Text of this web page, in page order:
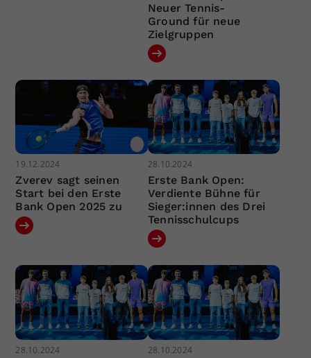
Neuer Tennis-
Ground für neue
Zielgruppen
19.12.2024
Zverev sagt seinen
Start bei den Erste
Bank Open 2025 zu
28.10.2024
Erste Bank Open:
Verdiente Bühne für
Sieger:innen des Drei
Tennisschulcups
28.10.2024 28.10.2024